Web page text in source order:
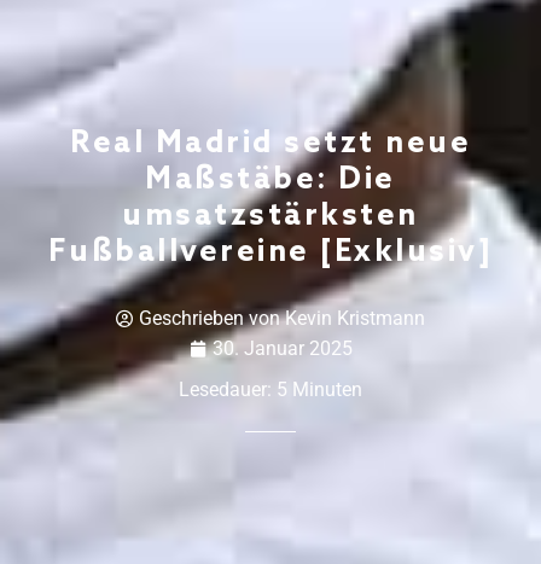
Real Madrid setzt neue
Maßstäbe: Die
umsatzstärksten
Fußballvereine [Exklusiv]
Geschrieben vonKevin Kristmann
30. Januar 2025
Lesedauer: 5 Minuten